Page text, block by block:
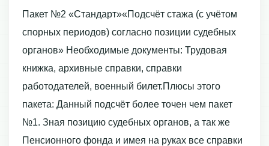
Пакет №2 «Стандарт»«Подсчёт стажа (с учётом
спорных периодов) согласно позиции судебных
органов» Необходимые документы: Трудовая
книжка, архивные справки, справки
работодателей, военный билет.Плюсы этого
пакета: Данный подсчёт более точен чем пакет
№1. Зная позицию судебных органов, а так же
Пенсионного фонда и имея на руках все справки